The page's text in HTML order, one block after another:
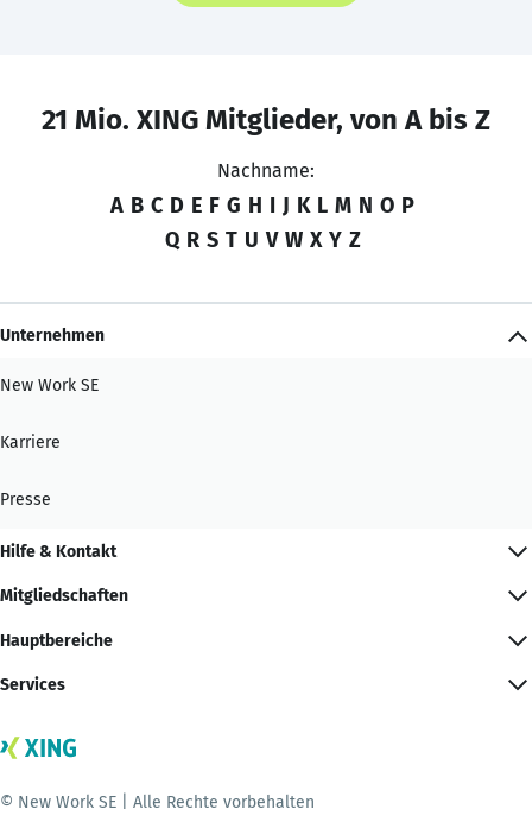
21 Mio. XING Mitglieder, von A bis Z
Nachname:
A B C D E F G H I J K L M N O P
Q R S T U V W X Y Z
Unternehmen
New Work SE
Karriere
Presse
Hilfe & Kontakt
Mitgliedschaften
Hauptbereiche
Services
© New Work SE | Alle Rechte vorbehalten